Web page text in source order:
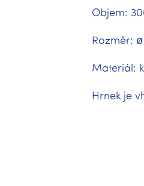
Objem:
Rozměr:
Materiál:
Hrnek je